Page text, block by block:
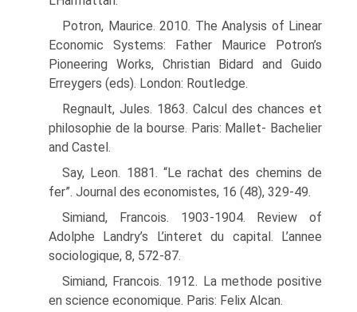
Potron, Maurice. 2010. The Analysis of Linear
Economic Systems: Father Maurice Potron’s
Pioneering Works, Christian Bidard and Guido
Erreygers (eds). London: Routledge.
Regnault, Jules. 1863. Calcul des chances et
philosophie de la bourse. Paris: Mallet- Bachelier
and Castel.
Say, Leon. 1881. “Le rachat des chemins de
fer”. Journal des economistes, 16 (48), 329-49.
Simiand, Francois. 1903-1904. Review of
Adolphe Landry’s L’interet du capital. L’annee
sociologique, 8, 572-87.
Simiand, Francois. 1912. La methode positive
en science economique. Paris: Felix Alcan.